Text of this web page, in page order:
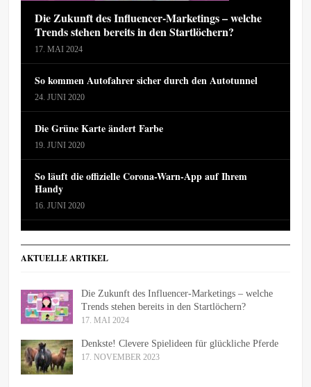
Die Zukunft des Influencer-Marketings – welche
Trends stehen bereits in den Startlöchern?
17. MAI 2024
So kommen Autofahrer sicher durch den Autotunnel
24. JUNI 2020
Die Grüne Karte ändert Farbe
19. JUNI 2020
So läuft die offizielle Corona-Warn-App auf Ihrem
Handy
16. JUNI 2020
AKTUELLE ARTIKEL
Die Zukunft des Influencer-Marketings – welche
Trends stehen bereits in den Startlöchern?
17. MAI 2024
Denkste! Clevere Spielideen für glückliche Pferde
17. NOVEMBER 2023